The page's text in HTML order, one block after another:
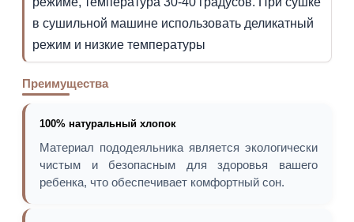
в сушильной машине использовать деликатный
режим и низкие температуры
Преимущества
100% натуральный хлопок
Материал пододеяльника является экологически
чистым и безопасным для здоровья вашего
ребенка, что обеспечивает комфортный сон.